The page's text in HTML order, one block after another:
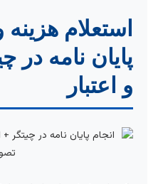
استعلام
پایان نامه در
و اعتبار